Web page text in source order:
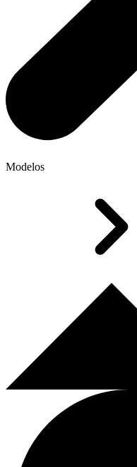
Modelos